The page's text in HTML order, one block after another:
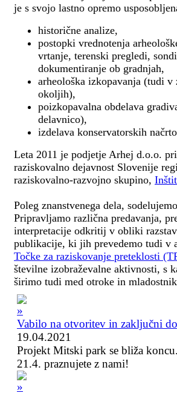
je s svojo lastno opremo
historične analize,
postopki vrednotenja
vrtanje, terenski pregledi,
dokumentiranje ob gradnjah,
arheološka izkopavanja (tudi v
okoljih),
poizkopavalna obdelava
delavnico),
izdelava konservatorskih
Leta 2011 je podjetje Arhej d.o.o.
raziskovalno dejavnost Slovenije
raziskovalno-razvojno skupino,
Poleg znanstvenega dela,
Pripravljamo različna predavanja,
interpretacije odkritij v obliki
publikacije, ki jih prevedemo tudi v
Točke za raziskovanje preteklosti
številne izobraževalne aktivnosti, s
širimo tudi med otroke in
Vabilo na otvoritev in zaključni
19.04.2021
Projekt Mitski park se bliža
21.4. praznujete z nami!